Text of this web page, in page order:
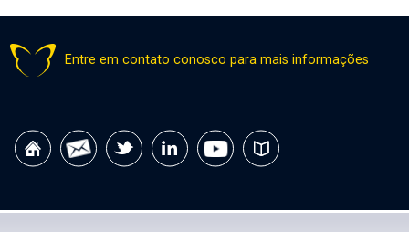
Entre em contato conosco para mais informações